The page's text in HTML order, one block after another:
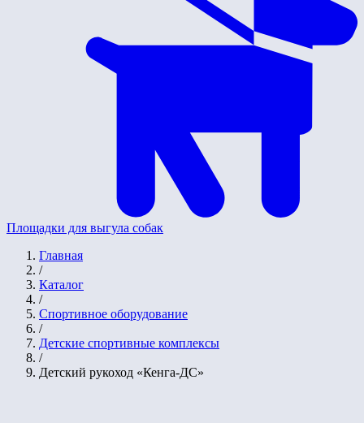
Площадки для выгула собак
Главная
/
Каталог
/
Спортивное оборудование
/
Детские спортивные комплексы
/
Детский рукоход «Кенга-ДС»